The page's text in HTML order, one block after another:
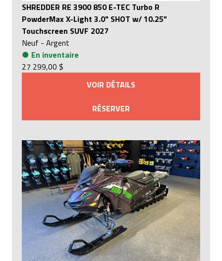
SHREDDER RE 3900 850 E-TEC Turbo R
PowderMax X-Light 3.0" SHOT w/ 10.25"
Touchscreen SUVF 2027
Neuf - Argent
● En inventaire
27 299,00 $
VOIR DÉTAILS
RÉSERVER